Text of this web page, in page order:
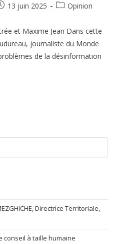
13 juin 2025 Opinion
et Maxime Jean Dans cette
journaliste du Monde
de la désinformation
Directrice Territoriale,
conseil à taille humaine